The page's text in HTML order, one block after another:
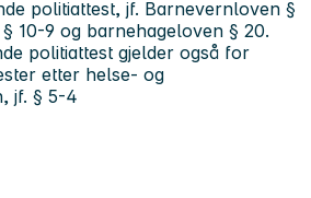
politiattest, jf. Barnevernloven §
10-9 og barnehageloven § 20.
politiattest gjelder også for
etter helse- og
jf. § 5-4